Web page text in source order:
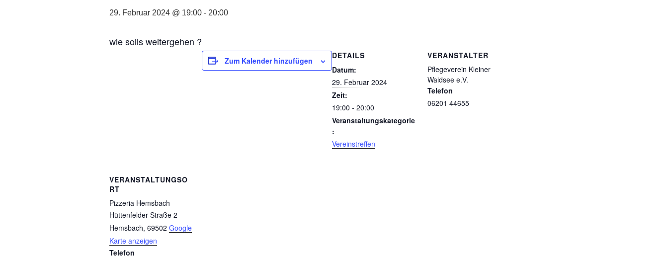
29. Februar 2024 @ 19:00 - 20:00
wie solls weitergehen ?
Zum Kalender hinzufügen
DETAILS
Datum:
29. Februar 2024
Zeit:
19:00 - 20:00
Veranstaltungskategorie
:
Vereinstreffen
VERANSTALTER
Pflegeverein Kleiner
Waidsee e.V.
Telefon
06201 44655
VERANSTALTUNGSO
RT
Pizzeria Hemsbach
Hüttenfelder Straße 2
Hemsbach, 69502 Google
Karte anzeigen
Telefon